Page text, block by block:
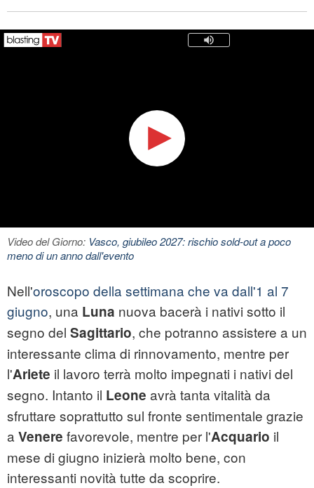
Video del Giorno: Vasco, giubileo 2027: rischio sold-out a poco
meno di un anno dall'evento
Nell'oroscopo della settimana che va dall'1 al 7
giugno, una Luna nuova bacerà i nativi sotto il
segno del Sagittario, che potranno assistere a un
interessante clima di rinnovamento, mentre per
l'Ariete il lavoro terrà molto impegnati i nativi del
segno. Intanto il Leone avrà tanta vitalità da
sfruttare soprattutto sul fronte sentimentale grazie
a Venere favorevole, mentre per l'Acquario il
mese di giugno inizierà molto bene, con
interessanti novità tutte da scoprire.